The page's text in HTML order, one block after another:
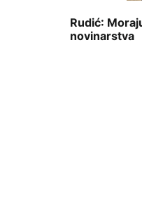
Rudić:
novinarstva